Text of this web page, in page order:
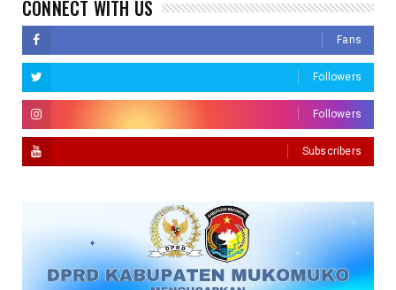
CONNECT WITH US
Fans
Followers
Followers
Subscribers